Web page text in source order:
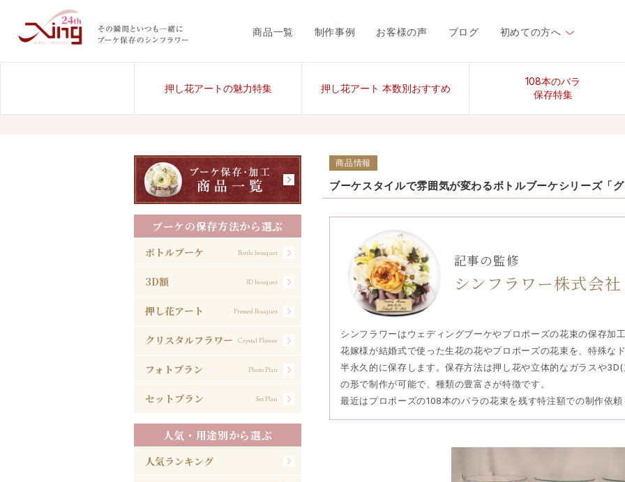
商品一覧 制作事例 お客様の声 ブログ 初めての方へ
押し花アートの魅力特集 押し花アート 本数別おすすめ
108本のバラ
保存特集
商品情報
ブーケスタイルで雰囲気が変わるボトルブーケシリーズ「グ
記事の監修
シンフラワー株式会社
シンフラワーはウェディングブーケやプロポーズの花束の保存加工
花嫁様が結婚式で使った生花の花やプロポーズの花束を、特殊な
半永久的に保存します。保存方法は押し花や立体的なガラスや
の形で制作が可能で、種類の豊富さが特徴です。
最近はプロポーズの108本のバラの花束を残す特注額での制作依頼
ブーケの保存方法から選ぶ
ボトルブーケ Bottle bouquet
3D額 3D bouquet
押し花アート Pressed Bouquet
クリスタルフラワー Crystal Flower
フォトプラン Photo Plan
セットプラン Set Plan
人気・用途別から選ぶ
人気ランキング